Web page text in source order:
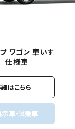
ワゴン 車いす
仕様車
はこちら
示車・試乗車